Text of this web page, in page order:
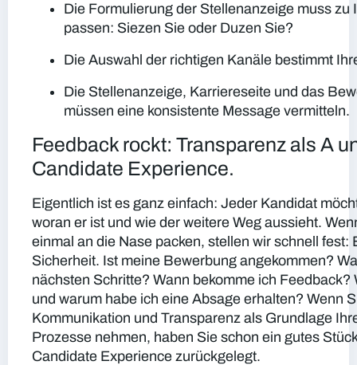
Die Formulierung der Stellenanzeige muss zu
passen: Siezen Sie oder Duzen Sie?
Die Auswahl der richtigen Kanäle bestimmt
Die Stellenanzeige, Karriereseite und das
müssen eine konsistente Message vermitteln.
Feedback rockt: Transparenz als A
Candidate Experience.
Eigentlich ist es ganz einfach: Jeder Kandidat
woran er ist und wie der weitere Weg aussieht.
einmal an die Nase packen, stellen wir schnell fest:
Sicherheit. Ist meine Bewerbung angekommen?
nächsten Schritte? Wann bekomme ich Feedback?
und warum habe ich eine Absage erhalten? Wenn
Kommunikation und Transparenz als Grundlage
Prozesse nehmen, haben Sie schon ein gutes
Candidate Experience zurückgelegt.